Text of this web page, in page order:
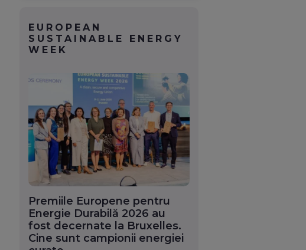
EUROPEAN
SUSTAINABLE ENERGY
WEEK
Premiile Europene pentru
Energie Durabilă 2026 au
fost decernate la Bruxelles.
Cine sunt campionii energiei